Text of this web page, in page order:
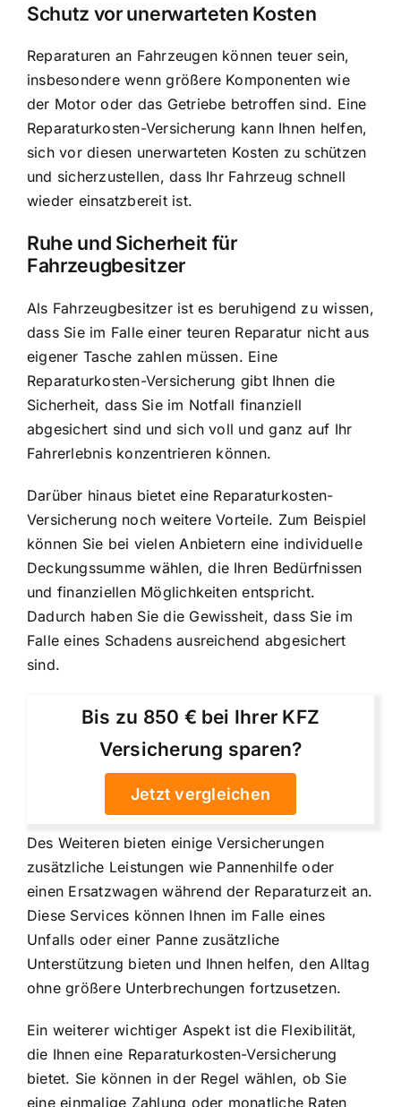
Schutz vor unerwarteten Kosten
Reparaturen an Fahrzeugen können teuer sein,
insbesondere wenn größere Komponenten wie
der Motor oder das Getriebe betroffen sind. Eine
Reparaturkosten-Versicherung kann Ihnen helfen,
sich vor diesen unerwarteten Kosten zu schützen
und sicherzustellen, dass Ihr Fahrzeug schnell
wieder einsatzbereit ist.
Ruhe und Sicherheit für
Fahrzeugbesitzer
Als Fahrzeugbesitzer ist es beruhigend zu wissen,
dass Sie im Falle einer teuren Reparatur nicht aus
eigener Tasche zahlen müssen. Eine
Reparaturkosten-Versicherung gibt Ihnen die
Sicherheit, dass Sie im Notfall finanziell
abgesichert sind und sich voll und ganz auf Ihr
Fahrerlebnis konzentrieren können.
Darüber hinaus bietet eine Reparaturkosten-
Versicherung noch weitere Vorteile. Zum Beispiel
können Sie bei vielen Anbietern eine individuelle
Deckungssumme wählen, die Ihren Bedürfnissen
und finanziellen Möglichkeiten entspricht.
Dadurch haben Sie die Gewissheit, dass Sie im
Falle eines Schadens ausreichend abgesichert
sind.
Bis zu 850 € bei Ihrer KFZ
Versicherung sparen?
Jetzt vergleichen
Des Weiteren bieten einige Versicherungen
zusätzliche Leistungen wie Pannenhilfe oder
einen Ersatzwagen während der Reparaturzeit an.
Diese Services können Ihnen im Falle eines
Unfalls oder einer Panne zusätzliche
Unterstützung bieten und Ihnen helfen, den Alltag
ohne größere Unterbrechungen fortzusetzen.
Ein weiterer wichtiger Aspekt ist die Flexibilität,
die Ihnen eine Reparaturkosten-Versicherung
bietet. Sie können in der Regel wählen, ob Sie
eine einmalige Zahlung oder monatliche Raten